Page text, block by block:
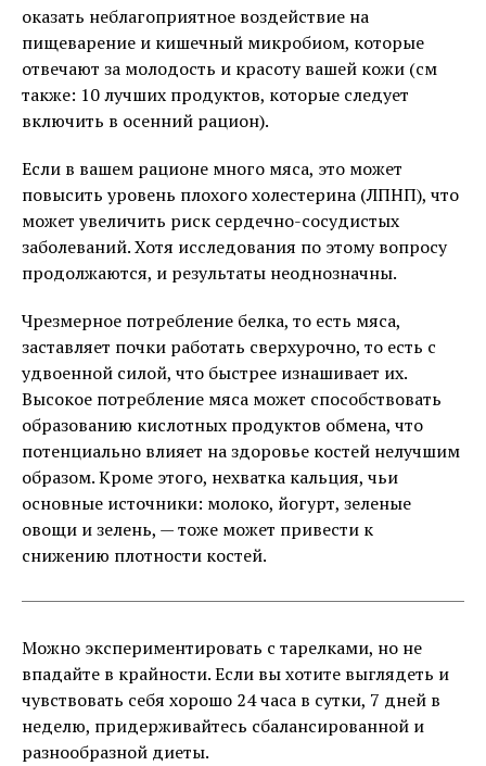
оказать неблагоприятное воздействие на
пищеварение и кишечный микробиом, которые
отвечают за молодость и красоту вашей кожи (см
также: 10 лучших продуктов, которые следует
включить в осенний рацион).
Если в вашем рационе много мяса, это может
повысить уровень плохого холестерина (ЛПНП), что
может увеличить риск сердечно-сосудистых
заболеваний. Хотя исследования по этому вопросу
продолжаются, и результаты неоднозначны.
Чрезмерное потребление белка, то есть мяса,
заставляет почки работать сверхурочно, то есть с
удвоенной силой, что быстрее изнашивает их.
Высокое потребление мяса может способствовать
образованию кислотных продуктов обмена, что
потенциально влияет на здоровье костей нелучшим
образом. Кроме этого, нехватка кальция, чьи
основные источники: молоко, йогурт, зеленые
овощи и зелень, — тоже может привести к
снижению плотности костей.
Можно экспериментировать с тарелками, но не
впадайте в крайности. Если вы хотите выглядеть и
чувствовать себя хорошо 24 часа в сутки, 7 дней в
неделю, придерживайтесь сбалансированной и
разнообразной диеты.